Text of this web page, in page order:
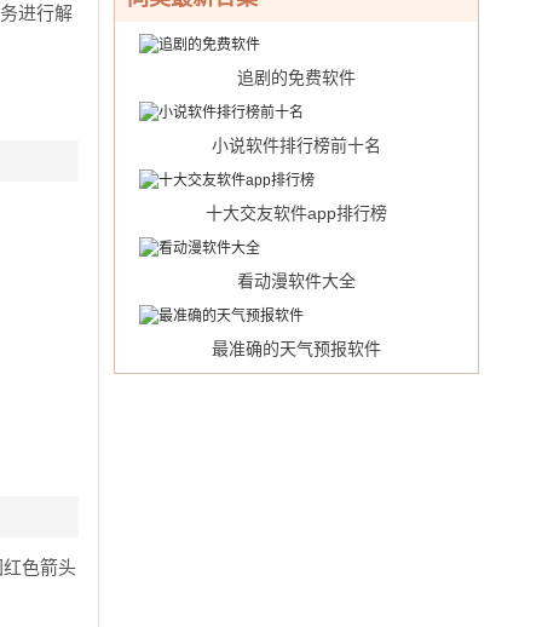
进行解
色箭头
追剧的免费软件
小说软件排行榜前十名
十大交友软件app排行榜
看动漫软件大全
最准确的天气预报软件